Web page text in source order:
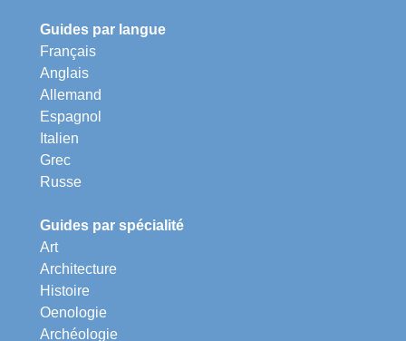
Guides par langue
Français
Anglais
Allemand
Espagnol
Italien
Grec
Russe
Guides par spécialité
Art
Architecture
Histoire
Oenologie
Archéologie